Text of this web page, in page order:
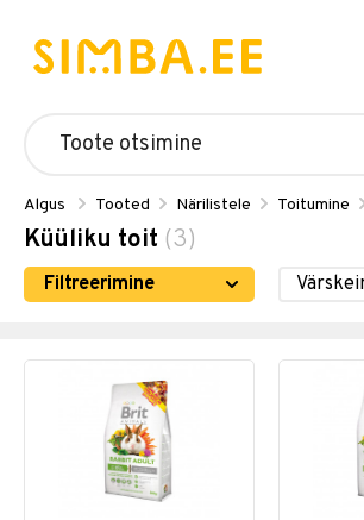
Algus Tooted Närilistele Toitumine
Küüliku toit (3)
Filtreerimine